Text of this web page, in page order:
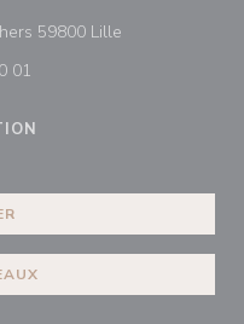
59800 Lille
01